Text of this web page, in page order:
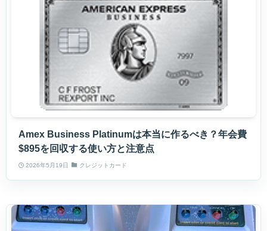
Amex Business Platinumは本当に作るべき？年会費
$895を回収する使い方と注意点
2026年5月19日 クレジットカード